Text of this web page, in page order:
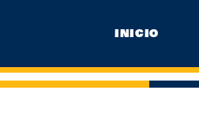
INICIO